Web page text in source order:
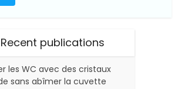
publications
les WC avec des cristaux
sans abîmer la cuvette